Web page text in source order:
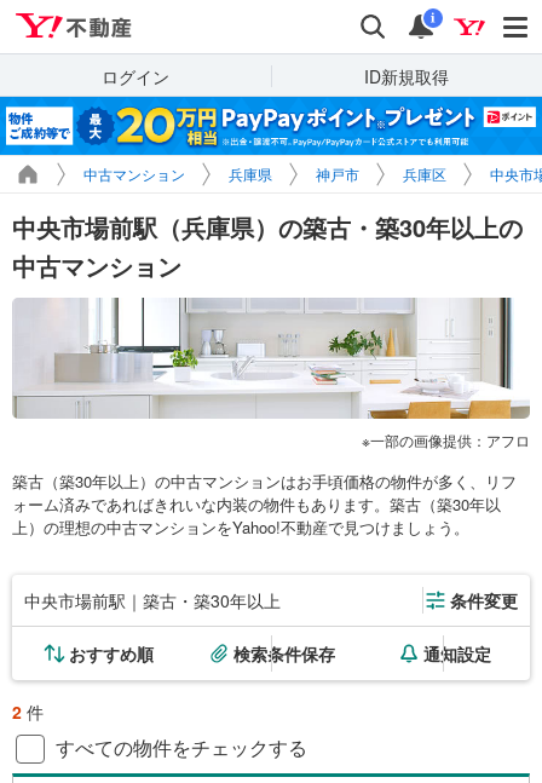
検索 通知
i
ログイン ID新規取得
中古マンション 兵庫県 神戸市 兵庫区 中央市
中央市場前駅（兵庫県）の築古・築30年以上の
中古マンション
一部の画像提供：アフロ
築古（築30年以上）の中古マンションはお手頃価格の物件が多く、リフ
ォーム済みであればきれいな内装の物件もあります。築古（築30年以
上）の理想の中古マンションをYahoo!不動産で見つけましょう。
中央市場前駅｜築古・築30年以上 条件変更
おすすめ順 検索条件保存 通知設定
2 件
すべての物件をチェックする